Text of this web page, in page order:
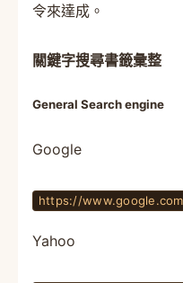
令來達成。
關鍵字搜尋書籤彙整
General Search engine
Google
https://
Yahoo